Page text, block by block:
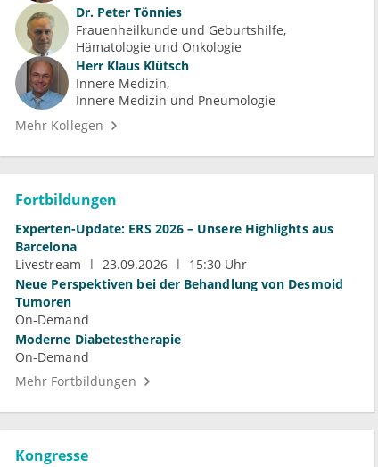
Dr. Peter Tönnies
Frauenheilkunde und Geburtshilfe
Hämatologie und Onkologie
Herr Klaus Klütsch
Innere Medizin
Innere Medizin und Pneumologie
Mehr Kollegen
Fortbildungen
Experten-Update: ERS 2026 – Unsere Highlights aus
Barcelona
Livestream
23.09.2026
15:30 Uhr
Neue Perspektiven bei der Behandlung von Desmoid
Tumoren
On-Demand
Moderne Diabetestherapie
On-Demand
Mehr Fortbildungen
Kongresse